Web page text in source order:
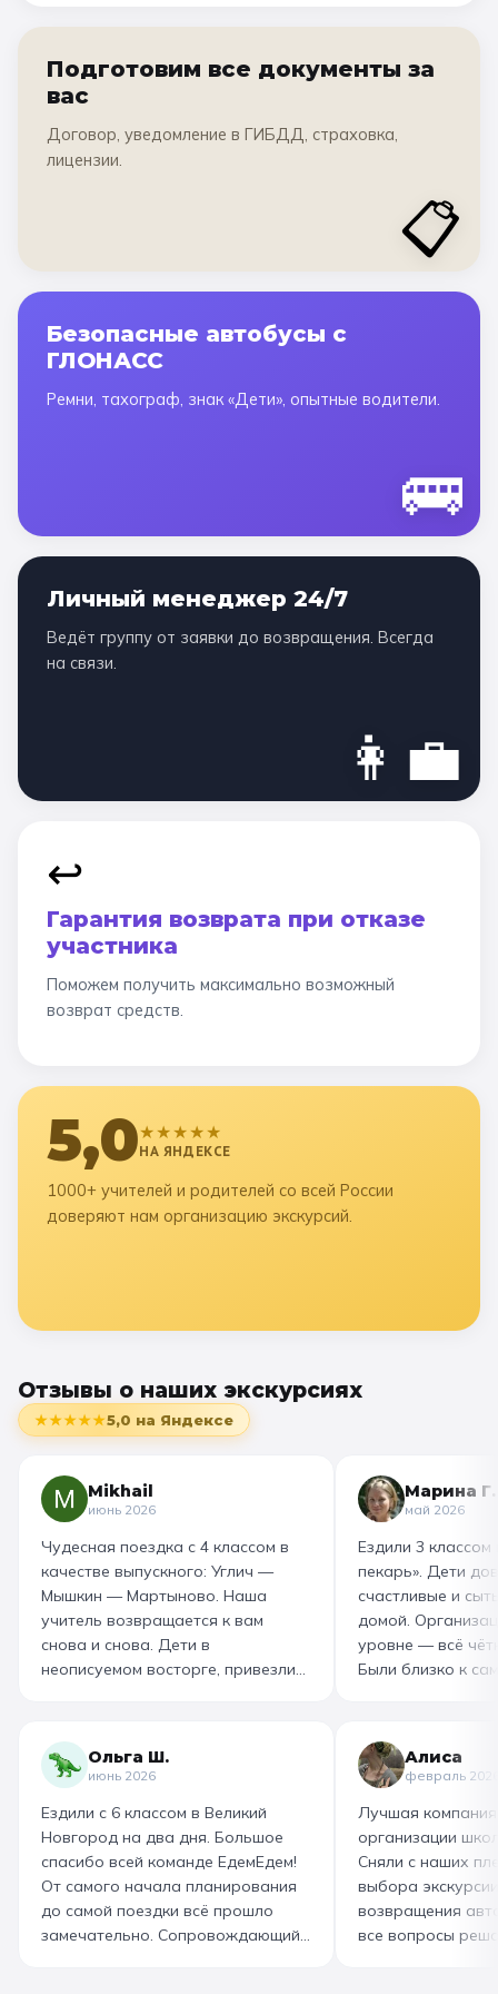
Подготовим все документы за
вас
Договор, уведомление в ГИБДД, страховка,
лицензии.
📋
Безопасные автобусы с
ГЛОНАСС
Ремни, тахограф, знак «Дети», опытные водители.
🚌
Личный менеджер 24/7
Ведёт группу от заявки до возвращения. Всегда
на связи.
👩‍💼
↩️
Гарантия возврата при отказе
участника
Поможем получить максимально возможный
возврат средств.
5,0★★★★★
НА ЯНДЕКСЕ
1000+ учителей и родителей со всей России
доверяют нам организацию экскурсий.
Отзывы о наших экскурсиях
★★★★★5,0 на Яндексе
Mikhail
июнь 2026
Чудесная поездка с 4 классом в
качестве выпускного: Углич —
Мышкин — Мартыново. Наша
учитель возвращается к вам
снова и снова. Дети в
неописуемом восторге, привезли
маршрут для себя, настолько
интересно и насыщенно было.
Огромная благодарность
организатору! Вы лучшие: от
выбора супер-маршрута, питания,
гостиницы, тайминга, до
интересного экскурсовода и
приятного водителя. Всё на
высшем уровне 👌
Марина Г.
май 2026
Ездили 3 классом
пекарь». Дети
счастливые и
домой.
уровне — всё
Были близко к
гигантский
изготовили
слоёного теста,
со скоморохом,
загадками. В
горячие
производстве
вкусный и
Ольга Ш.
июнь 2026
Ездили с 6 классом в Великий
Новгород на два дня. Большое
спасибо всей команде ЕдемЕдем!
От самого начала планирования
до самой поездки всё прошло
замечательно. Сопровождающий
Алиса
февраль
Лучшая
организации
Сняли с наших
выбора
возвращения
все вопросы